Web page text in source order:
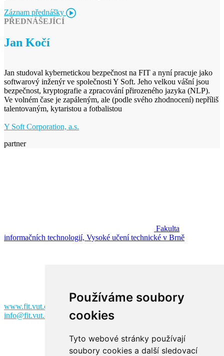
Používáme soubory
cookies
Tyto webové stránky používají
soubory cookies a další sledovací
Záznam přednášky
PŘEDNÁŠEJÍCÍ
Jan Kočí
Jan studoval kybernetickou bezpečnost na FIT a nyní pracuje jako
softwarový inženýr ve společnosti Y Soft. Jeho velkou vášní jsou
bezpečnost, kryptografie a zpracování přirozeného jazyka (NLP).
Ve volném čase je zapáleným, ale (podle svého zhodnocení) nepříliš
talentovaným, kytaristou a fotbalistou
Y Soft Corporation, a.s.
partner
Fakulta
informačních technologií, Vysoké učení technické v Brně
www.fit.vut.cz
info@fit.vut.cz